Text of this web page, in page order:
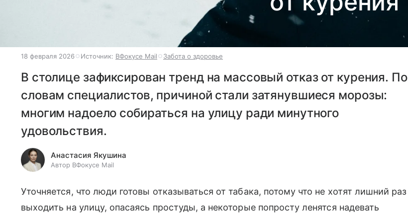
18 февраля 2026 Источник: ВФокусе Mail Забота о здоровье
В столице зафиксирован тренд на массовый отказ от курения. По
словам специалистов, причиной стали затянувшиеся морозы:
многим надоело собираться на улицу ради минутного
удовольствия.
Анастасия Якушина
Автор ВФокусе Mail
Уточняется, что люди готовы отказываться от табака, потому что не хотят лишний раз
выходить на улицу, опасаясь простуды, а некоторые попросту ленятся надевать